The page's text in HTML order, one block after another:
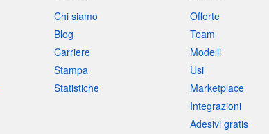
Chi siamo
Blog
Carriere
Stampa
Statistiche
Offerte
Team
Modelli
Usi
Marketplace
Integrazioni
Adesivi gratis